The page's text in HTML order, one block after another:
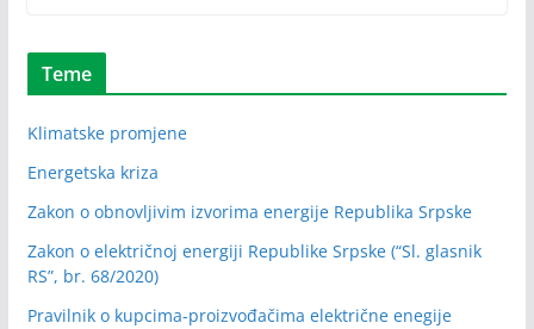
Teme
Klimatske promjene
Energetska kriza
Zakon o obnovljivim izvorima energije Republika Srpske
Zakon o električnoj energiji Republike Srpske (“Sl. glasnik
RS”, br. 68/2020)
Pravilnik o kupcima-proizvođačima električne enegije